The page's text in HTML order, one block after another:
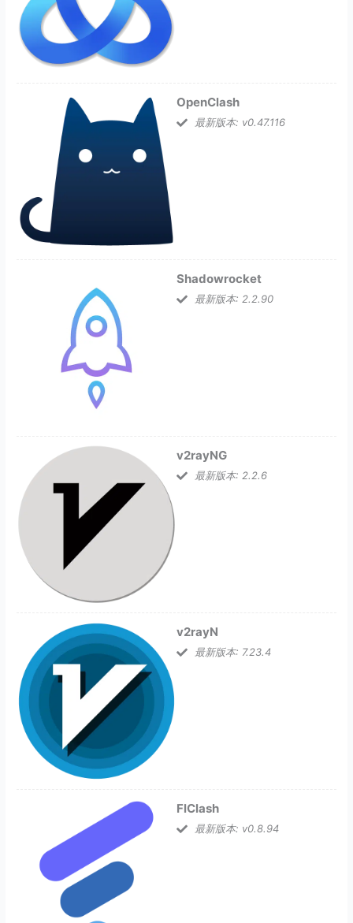
OpenClash
最新版本: v0.47.116
Shadowrocket
最新版本: 2.2.90
v2rayNG
最新版本: 2.2.6
v2rayN
最新版本: 7.23.4
FlClash
最新版本: v0.8.94